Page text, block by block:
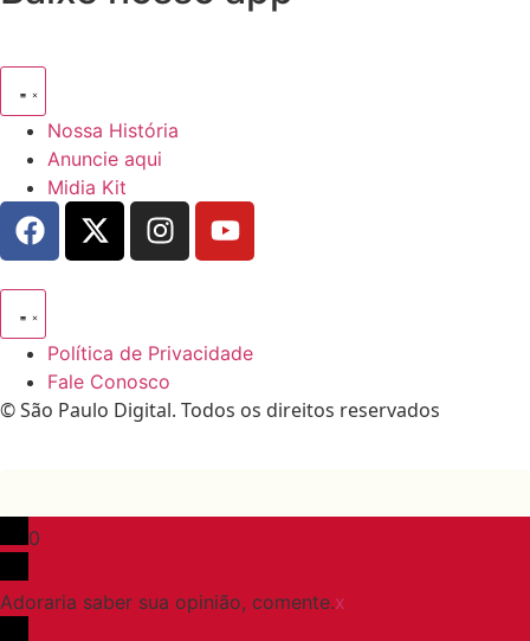
Nossa História
Anuncie aqui
Midia Kit
Política de Privacidade
Fale Conosco
© São Paulo Digital. Todos os direitos reservados
0
Adoraria saber sua opinião, comente.x